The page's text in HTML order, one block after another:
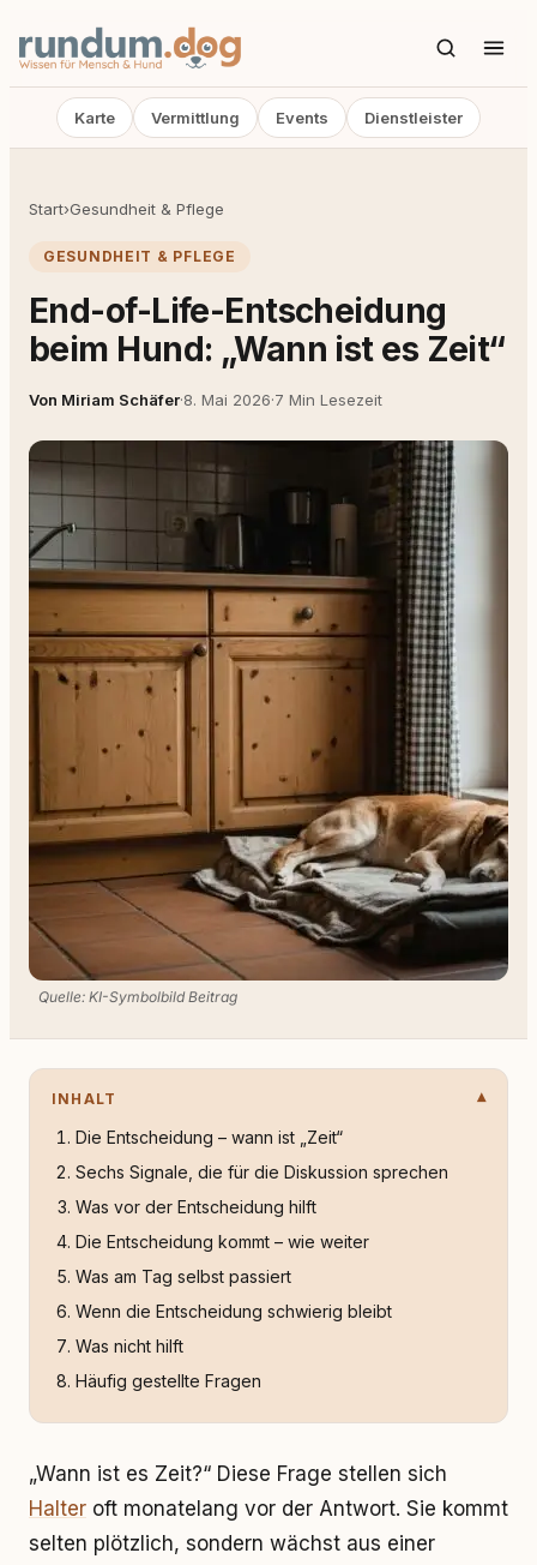
Karte Vermittlung Events Dienstleister
Start›Gesundheit & Pflege
GESUNDHEIT & PFLEGE
End-of-Life-Entscheidung
beim Hund: „Wann ist es Zeit“
Von Miriam Schäfer·8. Mai 2026·7 Min Lesezeit
Quelle: KI-Symbolbild Beitrag
INHALT
Die Entscheidung – wann ist „Zeit“
Sechs Signale, die für die Diskussion sprechen
Was vor der Entscheidung hilft
Die Entscheidung kommt – wie weiter
Was am Tag selbst passiert
Wenn die Entscheidung schwierig bleibt
Was nicht hilft
Häufig gestellte Fragen
„Wann ist es Zeit?“ Diese Frage stellen sich
Halter oft monatelang vor der Antwort. Sie kommt
selten plötzlich, sondern wächst aus einer